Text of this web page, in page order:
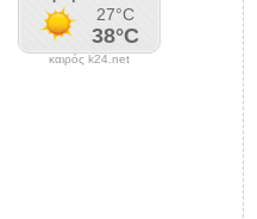
καιρός k24.net